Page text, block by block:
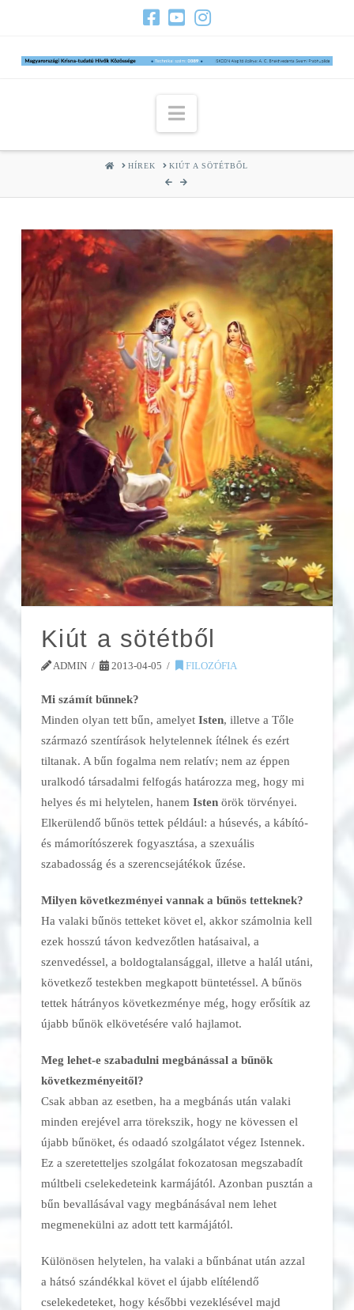
Navigation
HOMEHÍREK KIÚT A SÖTÉTBŐL
Kiút a sötétből
ADMIN 2013-04-05 FILOZÓFIA
Mi számít bűnnek?
Minden olyan tett bűn, amelyet Isten, illetve a Tőle
származó szentírások helytelennek ítélnek és ezért
tiltanak. A bűn fogalma nem relatív; nem az éppen
uralkodó társadalmi felfogás határozza meg, hogy mi
helyes és mi helytelen, hanem Istenörök törvényei.
Elkerülendő bűnös tettek például: a húsevés, a kábító-
és mámorítószerek fogyasztása, a szexuális
szabadosság és a szerencsejátékok űzése.
Milyen következményei vannak a bűnös tetteknek?
Ha valaki bűnös tetteket követ el, akkor számolnia kell
ezek hosszú távon kedvezőtlen hatásaival, a
szenvedéssel, a boldogtalansággal, illetve a halál utáni,
következő testekben megkapott büntetéssel. A bűnös
tettek hátrányos következménye még, hogy erősítik az
újabb bűnök elkövetésére való hajlamot.
Meg lehet-e szabadulni megbánással a bűnök
következményeitől?
Csak abban az esetben, ha a megbánás után valaki
minden erejével arra törekszik, hogy ne kövessen el
újabb bűnöket, és odaadó szolgálatot végez Istennek.
Ez a szeretetteljes szolgálat fokozatosan megszabadít
múltbeli cselekedeteink karmájától. Azonban pusztán a
bűn bevallásával vagy megbánásával nem lehet
megmenekülni az adott tett karmájától.
Különösen helytelen, ha valaki a bűnbánat után azzal
a hátsó szándékkal követ el újabb elítélendő
cselekedeteket, hogy későbbi vezeklésével majd